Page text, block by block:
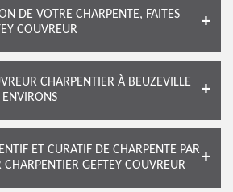
DE VOTRE CHARPENTE, FAITES
COUVREUR
CHARPENTIER À BEUZEVILLE
ENVIRONS
ET CURATIF DE CHARPENTE PAR
GEFTEY COUVREUR